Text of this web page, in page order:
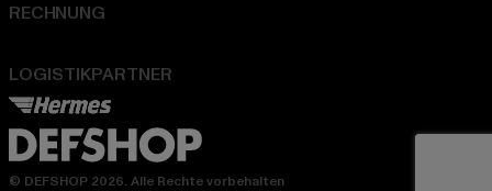
LOGISTIKPARTNER
RECHNUNG
© DEFSHOP 2026. Alle Rechte vorbehalten